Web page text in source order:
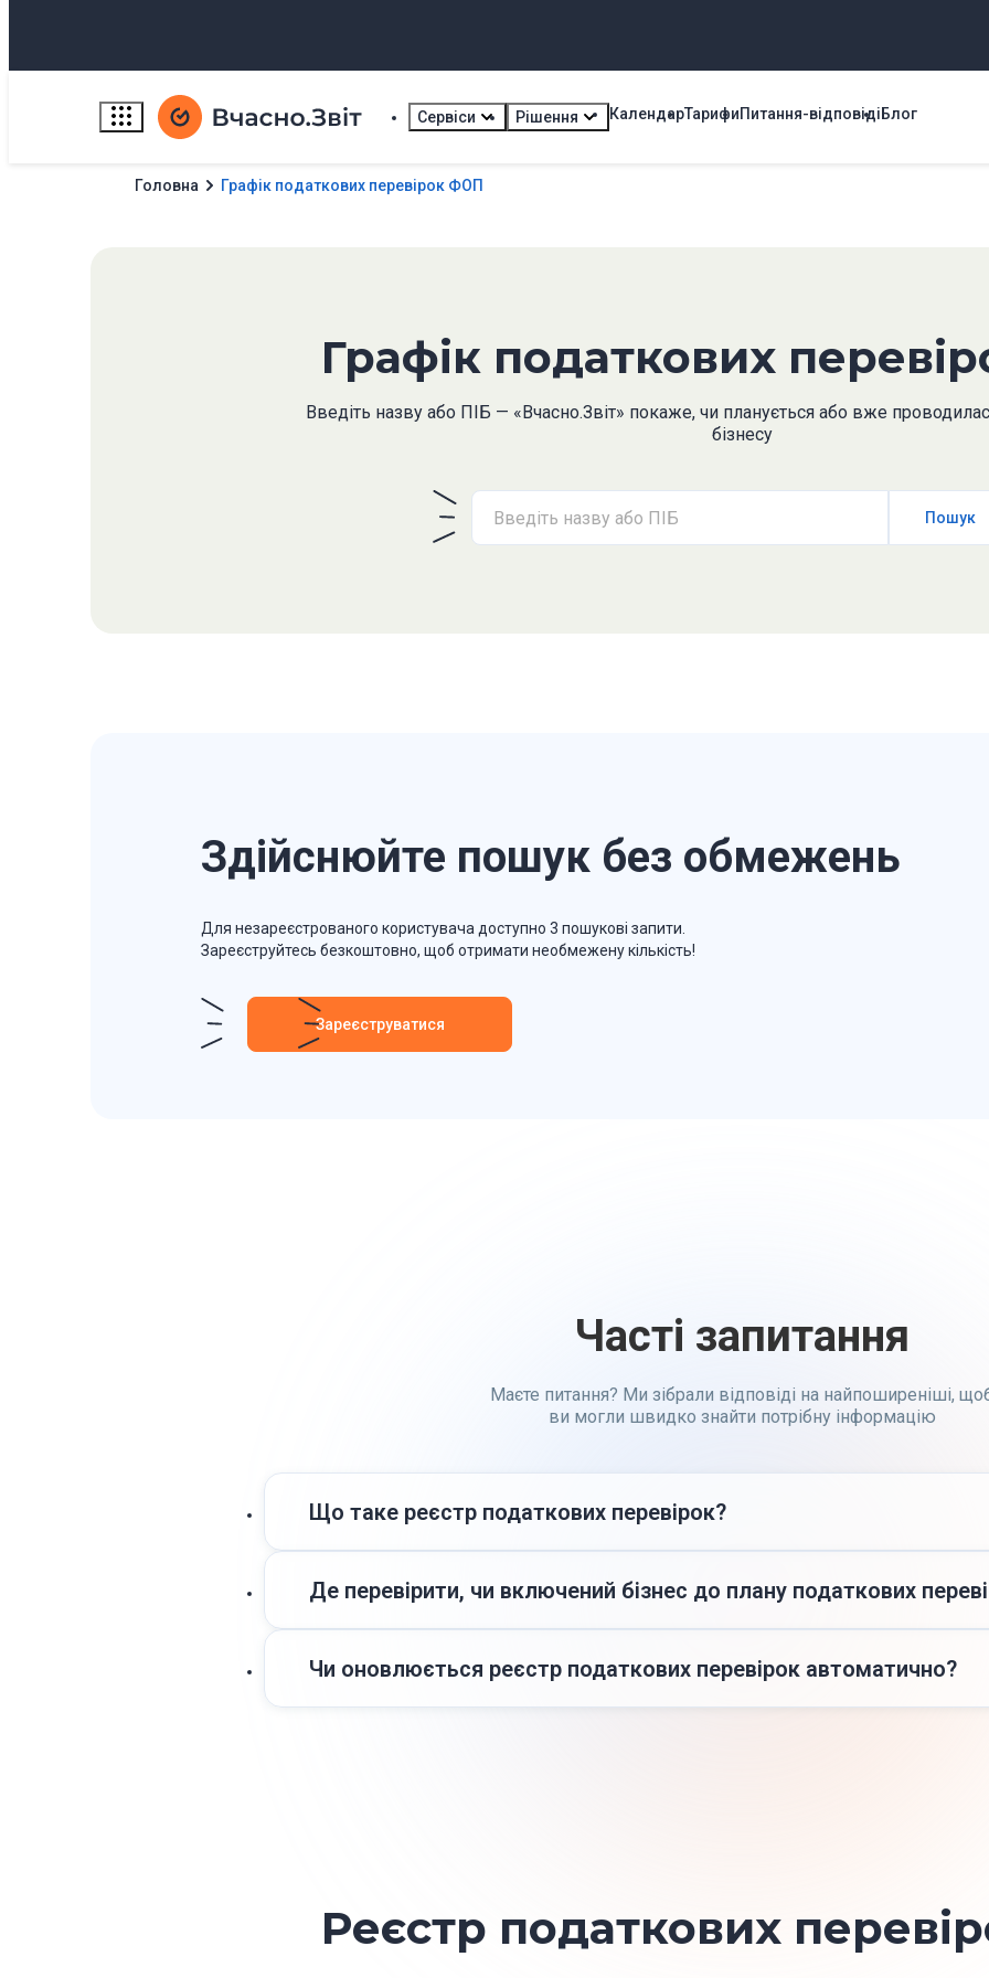
Сервіси Рішення КалендарТарифиПитання-відповіді Блог
Головна Графік податкових перевірок ФОП
Графік податкових
Введіть назву або ПІБ — «Вчасно.Звіт» покаже, чи планується або вже
бізнесу
Введіть назву або ПІБ Пошук
Здійснюйте пошук без обмежень
Для незареєстрованого користувача доступно 3 пошукові запити.
Зареєструйтесь безкоштовно, щоб отримати необмежену кількість!
Зареєструватися
Часті запитання
Маєте питання? Ми зібрали відповіді на найпоширеніші,
ви могли швидко знайти потрібну інформацію
Що таке реєстр податкових перевірок?
Реєстр податкових перевірок — це офіційний список планових і позапланових
ДПС. У ньому можна побачити, кого перевіряють, тип перевірки та її дату.
Де перевірити, чи включений бізнес до плану податкових
На сторінці «Реєстр податкових перевірок» у «Вчасно.Звіт» ви можете знайти
назвою компанії. Дані автоматично оновлюються відповідно до офіційного
Чи оновлюється реєстр податкових перевірок автоматично?
Так, реєстр у сервісі оновлюється після кожної публікації змін від ДПС. Ви
Реєстр податкових